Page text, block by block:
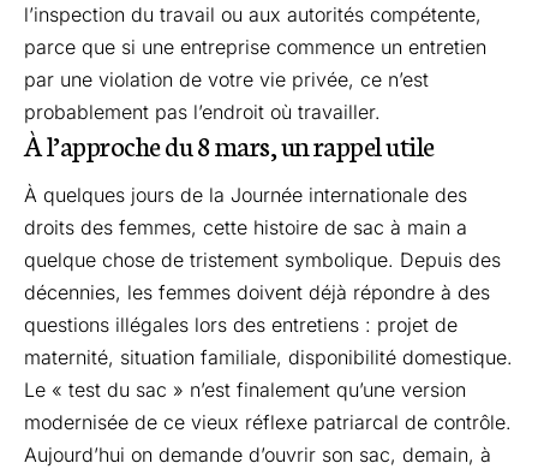
l’inspection du travail ou aux autorités compétente,
parce que si une entreprise commence un entretien
par une violation de votre vie privée, ce n’est
probablement pas l’endroit où travailler.
À l’approche du 8 mars, un rappel utile
À quelques jours de la Journée internationale des
droits des femmes, cette histoire de sac à main a
quelque chose de tristement symbolique. Depuis des
décennies, les femmes doivent déjà répondre à des
questions illégales lors des entretiens : projet de
maternité, situation familiale, disponibilité domestique.
Le « test du sac » n’est finalement qu’une version
modernisée de ce vieux réflexe patriarcal de contrôle.
Aujourd’hui on demande d’ouvrir son sac, demain, à